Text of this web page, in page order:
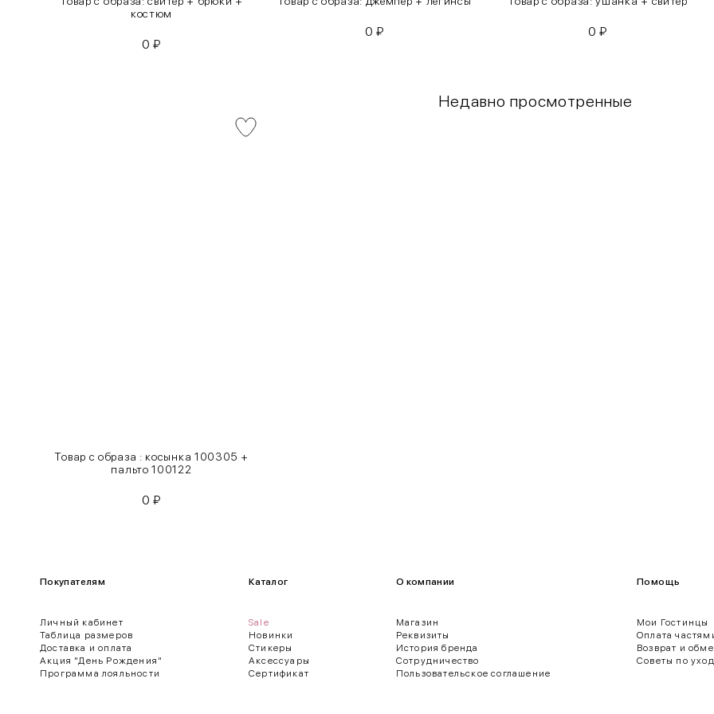
костюм
0₽
0₽ 0₽
Недавно просмотренные
Товар с образа : косынка 100305 +
пальто 100122
0₽
Как правильно себя обмерить
Обхват бедер (F)
Измеряется горизонтально полу по наиболее выступающим точкам ягодиц.
Покупателям
Личный кабинет
Таблица размеров
Доставка и оплата
Акция "День Рождения"
Программа лояльности
Каталог
Sale
Новинки
Стикеры
Аксессуары
Сертификат
О компании
Магазин
Реквизиты
История бренда
Сотрудничество
Пользовательское соглашение
Помощь
Мои Гостинцы
Оплата
Возврат и
Советы по